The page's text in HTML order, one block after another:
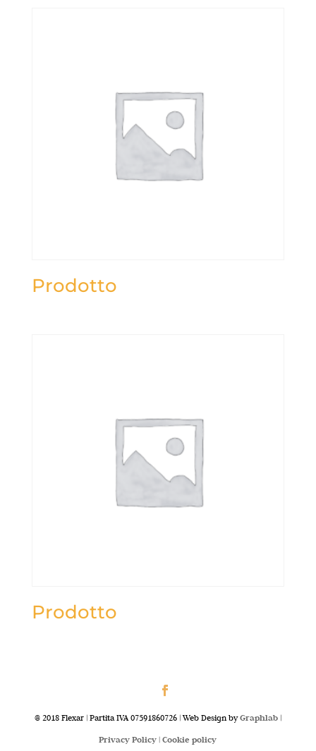
Prodotto
Prodotto
@ 2018 Flexar | Partita IVA 07591860726 | Web Design byGraphlab|
Privacy Policy |Cookie policy